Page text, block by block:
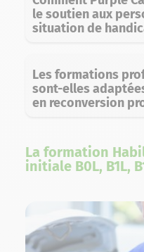
le soutien aux
situation de
Les formations
sont-elles
en reconversion
La formation
initiale B0L, B1L,